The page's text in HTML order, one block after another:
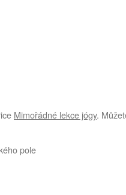
Mimořádné lekce jógy.
pole